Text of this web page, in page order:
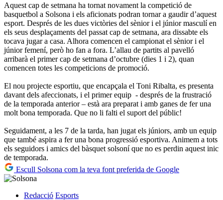
Aquest cap de setmana ha tornat novament la competició de
basquetbol a Solsona i els aficionats podran tornar a gaudir d’aquest
esport. Després de les dues victòries del sènior i el júnior masculí en
els seus desplaçaments del passat cap de setmana, ara dissabte els
tocava jugar a casa. Alhora comencen el campionat el sènior i el
júnior femení, però ho fan a fora. L’allau de partits al pavelló
arribarà el primer cap de setmana d’octubre (dies 1 i 2), quan
comencen totes les competicions de promoció.
El nou projecte esportiu, que encapçala el Toni Ribalta, es presenta
davant dels afeccionats, i el primer equip - després de la frustració
de la temporada anterior – està ara preparat i amb ganes de fer una
molt bona temporada. Que no li falti el suport del públic!
Seguidament, a les 7 de la tarda, han jugat els júniors, amb un equip
que també aspira a fer una bona progressió esportiva. Animem a tots
els seguidors i amics del bàsquet solsoní que no es perdin aquest inic
de temporada.
Escull Solsona com la teva font preferida de Google
Redacció Esports